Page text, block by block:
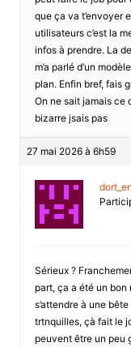
que ça va t’envoyer
utilisateurs c’est la
infos à prendre. La
m’a parlé d’un
plan. Enfin bref, fais
On ne sait jamais ce
bizarre jsais pas
27 mai 2026 à 6h59
Sérieux ?
part, ça a été un
s’attendre à une
trtnquilles, çà fait le
peuvent être un peu